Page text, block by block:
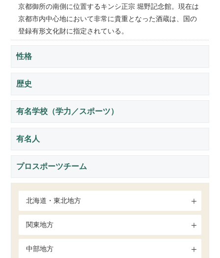
京都御所の南側に位置するキンシ正宗 堀野記念館。現在は
京都市内中心地において非常に貴重となった酒蔵は、国の
登録有形文化財に指定されている。
性格
歴史
有名学校（学力／スポーツ）
有名人
プロスポーツチーム
北海道・東北地方
関東地方
中部地方